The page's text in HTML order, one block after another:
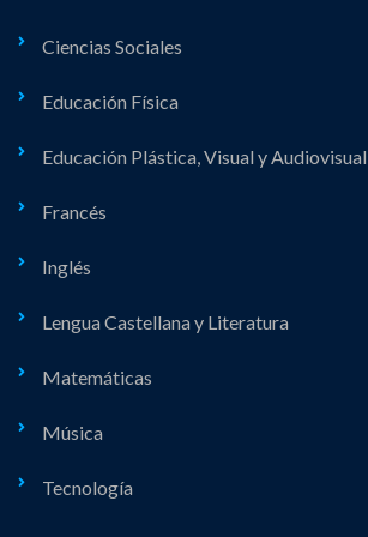
Ciencias Sociales
Educación Física
Educación Plástica, Visual y Audiovisual
Francés
Inglés
Lengua Castellana y Literatura
Matemáticas
Música
Tecnología